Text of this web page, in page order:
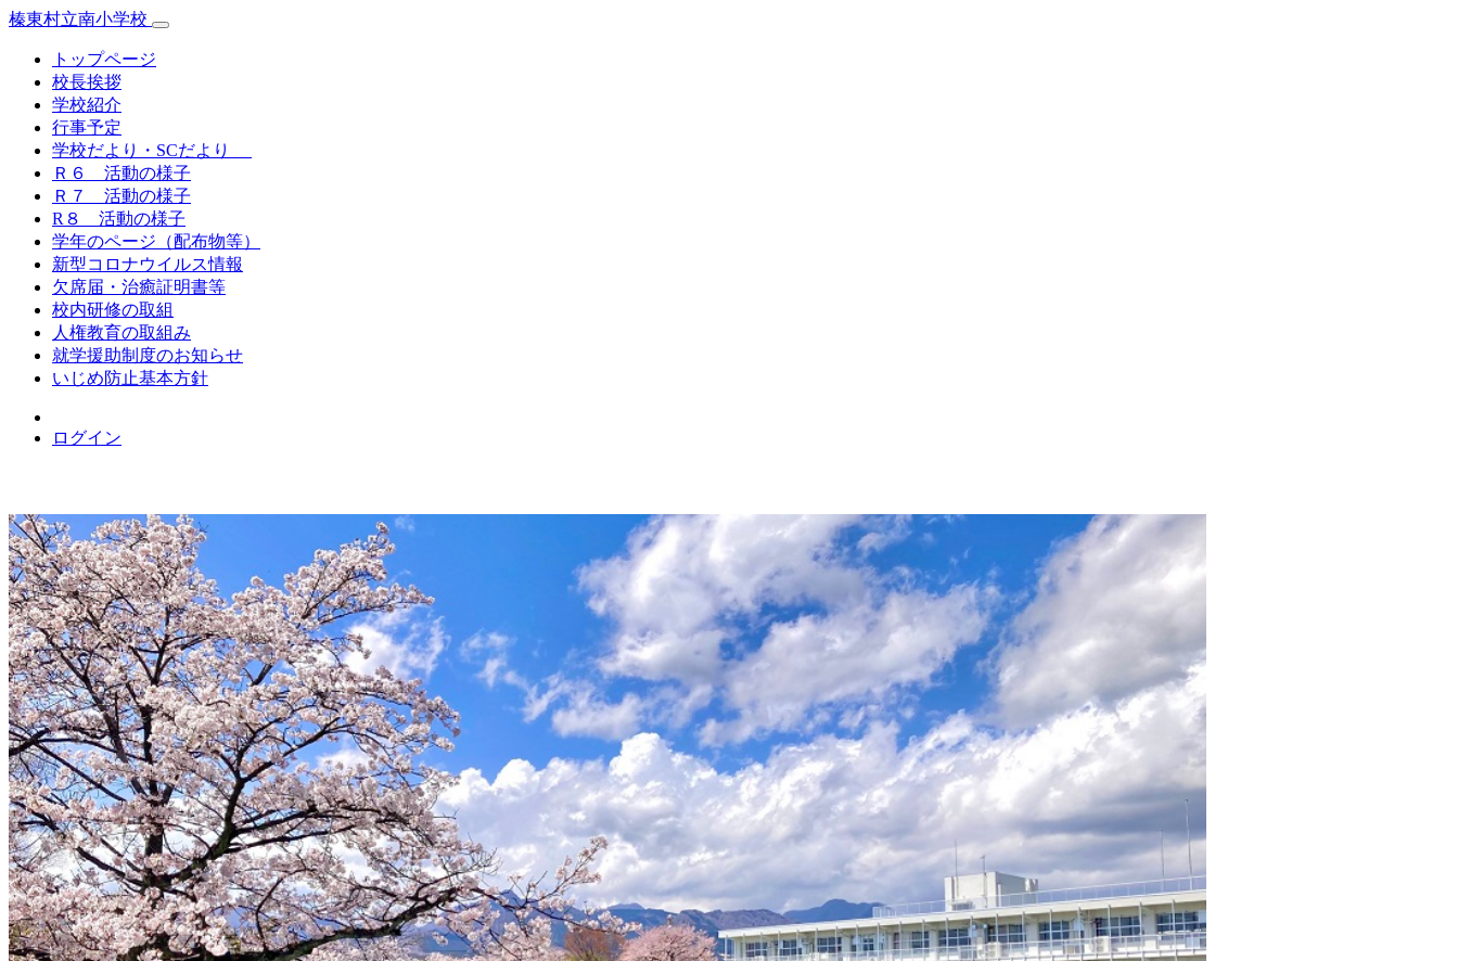
榛東村立南小学校
トップページ
校長挨拶
学校紹介
行事予定
学校だより・SCだより
Ｒ６ 活動の様子
Ｒ７ 活動の様子
R８ 活動の様子
学年のページ（配布物等）
新型コロナウイルス情報
欠席届・治癒証明書等
校内研修の取組
人権教育の取組み
就学援助制度のお知らせ
いじめ防止基本方針
ログイン